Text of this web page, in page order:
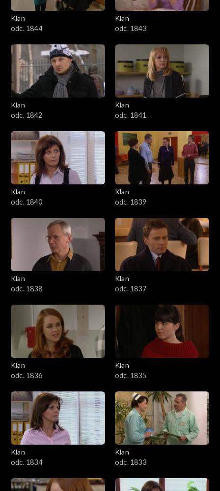
Klan
odc. 1844
Klan
odc. 1843
Klan
odc. 1842
Klan
odc. 1841
Klan
odc. 1840
Klan
odc. 1839
Klan
odc. 1838
Klan
odc. 1837
Klan
odc. 1836
Klan
odc. 1835
Klan
odc. 1834
Klan
odc. 1833